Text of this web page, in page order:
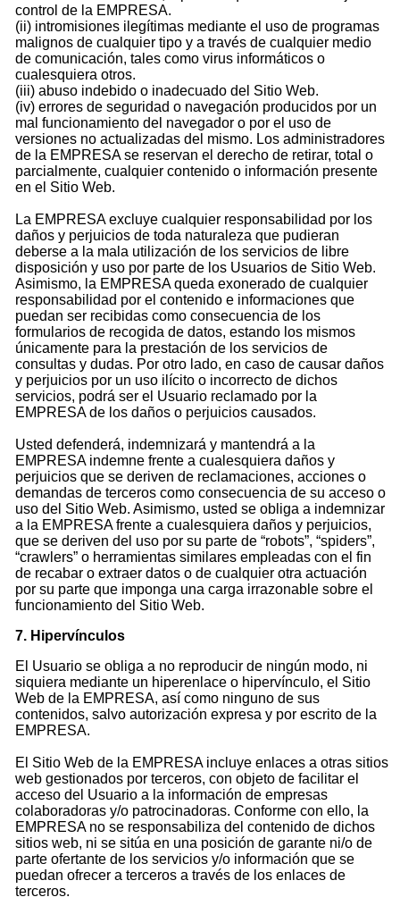
control de la EMPRESA.
(ii) intromisiones ilegítimas mediante el uso de programas
malignos de cualquier tipo y a través de cualquier medio
de comunicación, tales como virus informáticos o
cualesquiera otros.
(iii) abuso indebido o inadecuado del Sitio Web.
(iv) errores de seguridad o navegación producidos por un
mal funcionamiento del navegador o por el uso de
versiones no actualizadas del mismo. Los administradores
de la EMPRESA se reservan el derecho de retirar, total o
parcialmente, cualquier contenido o información presente
en el Sitio Web.
La EMPRESA excluye cualquier responsabilidad por los
daños y perjuicios de toda naturaleza que pudieran
deberse a la mala utilización de los servicios de libre
disposición y uso por parte de los Usuarios de Sitio Web.
Asimismo, la EMPRESA queda exonerado de cualquier
responsabilidad por el contenido e informaciones que
puedan ser recibidas como consecuencia de los
formularios de recogida de datos, estando los mismos
únicamente para la prestación de los servicios de
consultas y dudas. Por otro lado, en caso de causar daños
y perjuicios por un uso ilícito o incorrecto de dichos
servicios, podrá ser el Usuario reclamado por la
EMPRESA de los daños o perjuicios causados.
Usted defenderá, indemnizará y mantendrá a la
EMPRESA indemne frente a cualesquiera daños y
perjuicios que se deriven de reclamaciones, acciones o
demandas de terceros como consecuencia de su acceso o
uso del Sitio Web. Asimismo, usted se obliga a indemnizar
a la EMPRESA frente a cualesquiera daños y perjuicios,
que se deriven del uso por su parte de “robots”, “spiders”,
“crawlers” o herramientas similares empleadas con el fin
de recabar o extraer datos o de cualquier otra actuación
por su parte que imponga una carga irrazonable sobre el
funcionamiento del Sitio Web.
7. Hipervínculos
El Usuario se obliga a no reproducir de ningún modo, ni
siquiera mediante un hiperenlace o hipervínculo, el Sitio
Web de la EMPRESA, así como ninguno de sus
contenidos, salvo autorización expresa y por escrito de la
EMPRESA.
El Sitio Web de la EMPRESA incluye enlaces a otras sitios
web gestionados por terceros, con objeto de facilitar el
acceso del Usuario a la información de empresas
colaboradoras y/o patrocinadoras. Conforme con ello, la
EMPRESA no se responsabiliza del contenido de dichos
sitios web, ni se sitúa en una posición de garante ni/o de
parte ofertante de los servicios y/o información que se
puedan ofrecer a terceros a través de los enlaces de
terceros.